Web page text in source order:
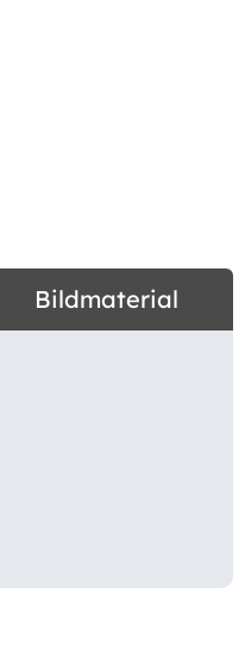
Bildmaterial